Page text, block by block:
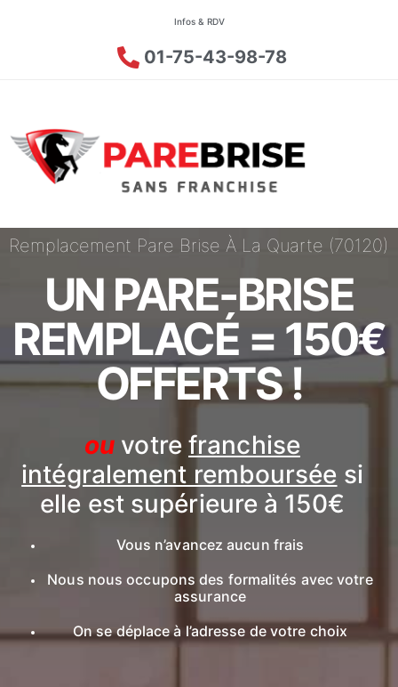
Infos & RDV
01-75-43-98-78
Remplacement Pare Brise À La Quarte (70120)
UN PARE-BRISE
REMPLACÉ = 150€
OFFERTS !
ou votre franchise
intégralement remboursée si
elle est supérieure à 150€
Vous n’avancez aucun frais
Nous nous occupons des formalités avec votre
assurance
On se déplace à l’adresse de votre choix